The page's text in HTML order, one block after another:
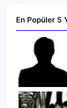
En Popüler 5